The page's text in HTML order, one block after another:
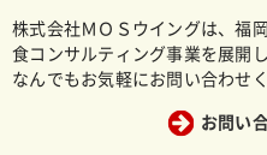
株式会社ＭＯＳウイングは、福
食コンサルティング事業を展開
なんでもお気軽にお問い合わせく
お問い